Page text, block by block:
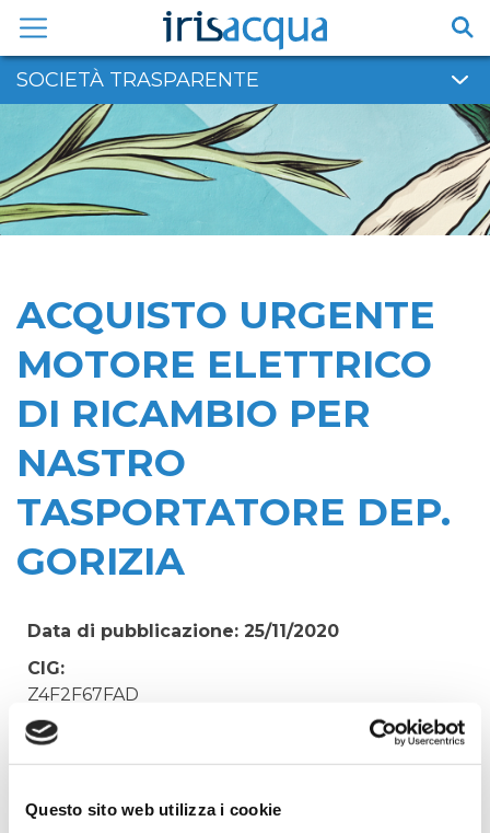
Questo sito web utilizza i cookie
contenuto
SOCIETÀ TRASPARENTE
ACQUISTO URGENTE
MOTORE ELETTRICO
DI RICAMBIO PER
NASTRO
TASPORTATORE DEP.
GORIZIA
Data di pubblicazione: 25/11/2020
CIG:
Z4F2F67FAD
Struttura proponente:
Oggetto: